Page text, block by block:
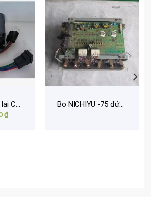
Nichiyu tro luc lai CU103-86D (48V)
₫
Bo NICHIYU -75 đứng lái